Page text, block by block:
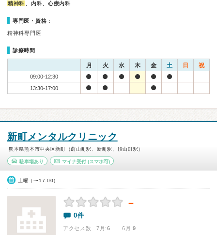
精神科 、内科、心療内科
専門医・資格：
精神科専門医
診療時間
月 火 水 木 金 土 日 祝
09:00-12:30
13:30-17:00
新町メンタルクリニック
熊本県熊本市中央区新町（蔚山町駅、新町駅、段山町駅）
駐車場あり マイナ受付(スマホ可)
土曜（〜17:00）
－
0件
アクセス数 7月:6 | 6月:9